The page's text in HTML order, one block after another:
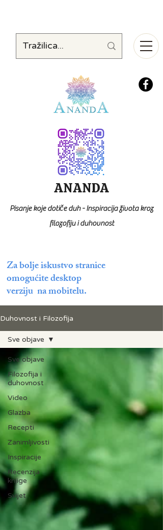
Za bolje iskustvo stranice
omogućite desktop
verziju na mobitelu.
ANANDA
Pisanje koje dotiče duh - Inspiracija života kroz
filozofiju i duhovnost
Duhovnost i Filozofija
Sve objave
Filozofija i
duhovnost
Video
Glazba
Recepti
Zanimljivosti
Inspiracije
Recenzija
knjige
Svijet
Sve objave